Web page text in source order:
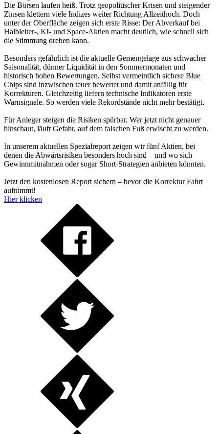
Die Börsen laufen heiß. Trotz geopolitischer Krisen und steigender
Zinsen klettern viele Indizes weiter Richtung Allzeithoch. Doch
unter der Oberfläche zeigen sich erste Risse: Der Abverkauf bei
Halbleiter-, KI- und Space-Aktien macht deutlich, wie schnell sich
die Stimmung drehen kann.
Besonders gefährlich ist die aktuelle Gemengelage aus schwacher
Saisonalität, dünner Liquidität in den Sommermonaten und
historisch hohen Bewertungen. Selbst vermeintlich sichere Blue
Chips sind inzwischen teuer bewertet und damit anfällig für
Korrekturen. Gleichzeitig liefern technische Indikatoren erste
Warnsignale. So werden viele Rekordstände nicht mehr bestätigt.
Für Anleger steigen die Risiken spürbar. Wer jetzt nicht genauer
hinschaut, läuft Gefahr, auf dem falschen Fuß erwischt zu werden.
In unserem aktuellen Spezialreport zeigen wir fünf Aktien, bei
denen die Abwärtsrisiken besonders hoch sind – und wo sich
Gewinnmitnahmen oder sogar Short-Strategien anbieten könnten.
Jetzt den kostenlosen Report sichern – bevor die Korrektur Fahrt
aufnimmt!
Hier klicken